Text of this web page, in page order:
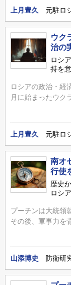
上月豊久 元駐ロ
ウク
治の
ロシ
持を
ロシアの政治・経
月に始まったウク
上月豊久 元駐ロ
南オ
行使
歴史
ロシア
プーチンは大統領
その後、軍事力を
山添博史 防衛研